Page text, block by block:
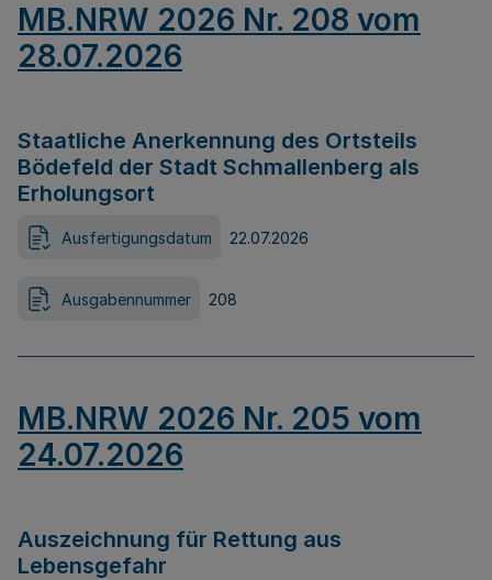
MB.NRW 2026 Nr. 208 vom
28.07.2026
Staatliche Anerkennung des Ortsteils
Bödefeld der Stadt Schmallenberg als
Erholungsort
Ausfertigungsdatum 22.07.2026
Ausgabennummer 208
MB.NRW 2026 Nr. 205 vom
24.07.2026
Auszeichnung für Rettung aus
Lebensgefahr